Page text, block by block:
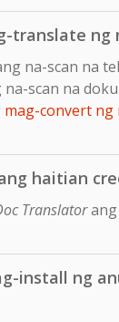
translate
na-scan na
scan na
mag-convert ng
haitian
Translatorang
install ng